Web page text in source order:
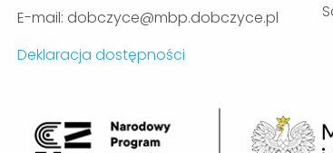
E-mail: dobczyce@mbp.dobczyce.pl
Deklaracja dostępności